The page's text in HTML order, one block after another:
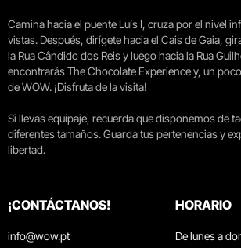
Camina hacia el puente Luís I, cruza por el nivel
vistas. Después, dirígete hacia el Cais de Gaia,
la Rua Cândido dos Reis y luego hacia la Rua
encontrarás The Chocolate Experience y, un
de WOW. ¡Disfruta de la visita!
Si llevas equipaje, recuerda que disponemos de
diferentes tamaños. Guarda tus pertenencias y
libertad.
¡CONTÁCTANOS!
info@wow.pt
HORARIO
De lunes a